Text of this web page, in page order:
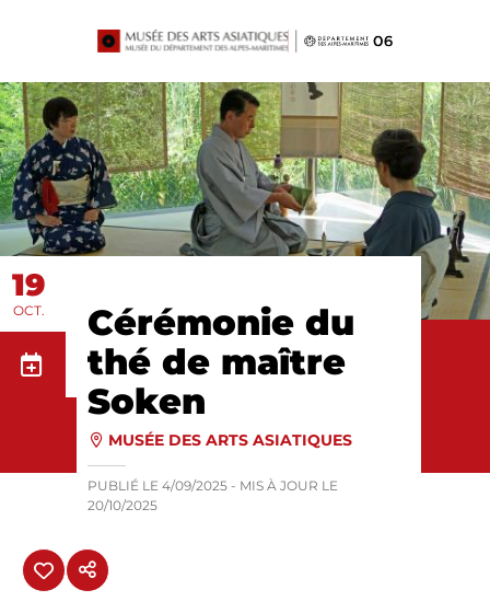
Cérémonie du
thé de maître
Soken
MUSÉE DES ARTS ASIATIQUES
PUBLIÉ LE 4/09/2025 - MIS À JOUR LE
20/10/2025
19
OCT.